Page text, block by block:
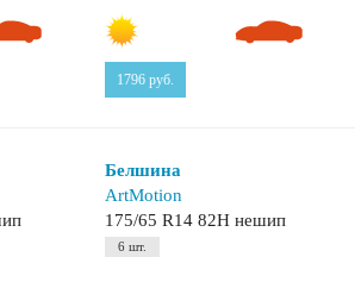
1796руб.
Белшина
ArtMotion
175/65 R14 82H нешип
6 шт.